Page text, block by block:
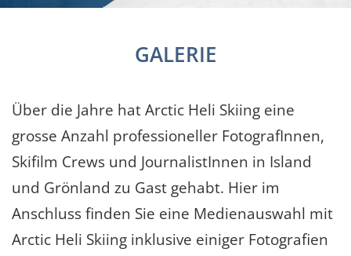
GALERIE
Über die Jahre hat Arctic Heli Skiing eine
grosse Anzahl professioneller FotografInnen,
Skifilm Crews und JournalistInnen in Island
und Grönland zu Gast gehabt. Hier im
Anschluss finden Sie eine Medienauswahl mit
Arctic Heli Skiing inklusive einiger Fotografien